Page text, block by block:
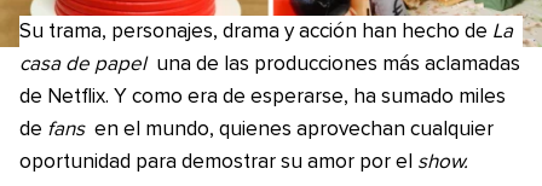
Su trama, personajes, drama y acción han hecho de La
casa de papel una de las producciones más aclamadas
de Netflix. Y como era de esperarse, ha sumado miles
de fans en el mundo, quienes aprovechan cualquier
oportunidad para demostrar su amor por el show.